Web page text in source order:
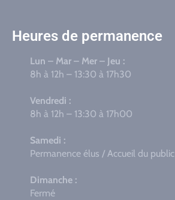
Heures de permanence
Lun – Mar – Mer – Jeu :
8h à 12h – 13:30 à 17h30
Vendredi :
8h à 12h – 13:30 à 17h00
Samedi :
Permanence élus / Accueil du public
Dimanche :
Fermé